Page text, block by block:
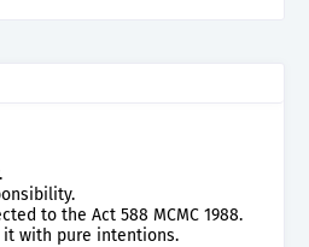
to the Act 588 MCMC 1988.
it with pure intentions.